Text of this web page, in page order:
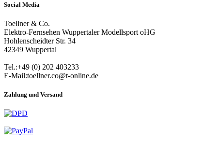
Social Media
Toellner & Co.
Elektro-Fernsehen Wuppertaler Modellsport oHG
Hohlenscheidter Str. 34
42349 Wuppertal
Tel.:+49 (0) 202 403233
E-Mail:toellner.co@t-online.de
Zahlung und Versand